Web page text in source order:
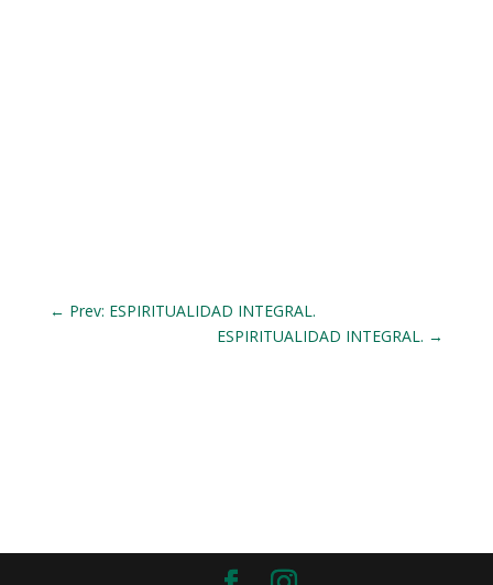
← Prev: ESPIRITUALIDAD INTEGRAL.
ESPIRITUALIDAD INTEGRAL. →